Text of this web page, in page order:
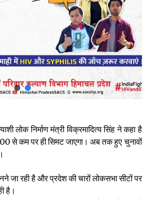
में बड़ी अनुशासनात्मक कार्रवाई, 3 पुलिसकर्मी निलंबित
नरेंद्र मोदी के विदेश दौरों पर 557 करोड़ खर्च, सरकार ने
अभयारण्य में फिर दिखा जंगलों का ‘खामोश पहरेदार’, दुर्लभ
लोक निर्माण मंत्री विक्रमादित्य सिंह ने कहा है
से कम पर ही सिमट जाएगा। अब तक हुए चुनावों
जा रही है और प्रदेश की चारों लोकसभा सीटों पर
है।